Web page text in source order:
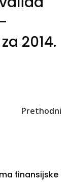
2014.
Prethodni
finansijske